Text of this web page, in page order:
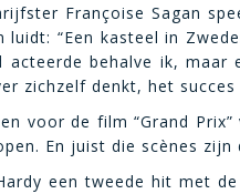
Françoise Sagan
luidt: “Een kasteel in
acteerde behalve ik,
zichzelf denkt, het
voor de film “Grand
En juist die scènes zijn
een tweede hit met